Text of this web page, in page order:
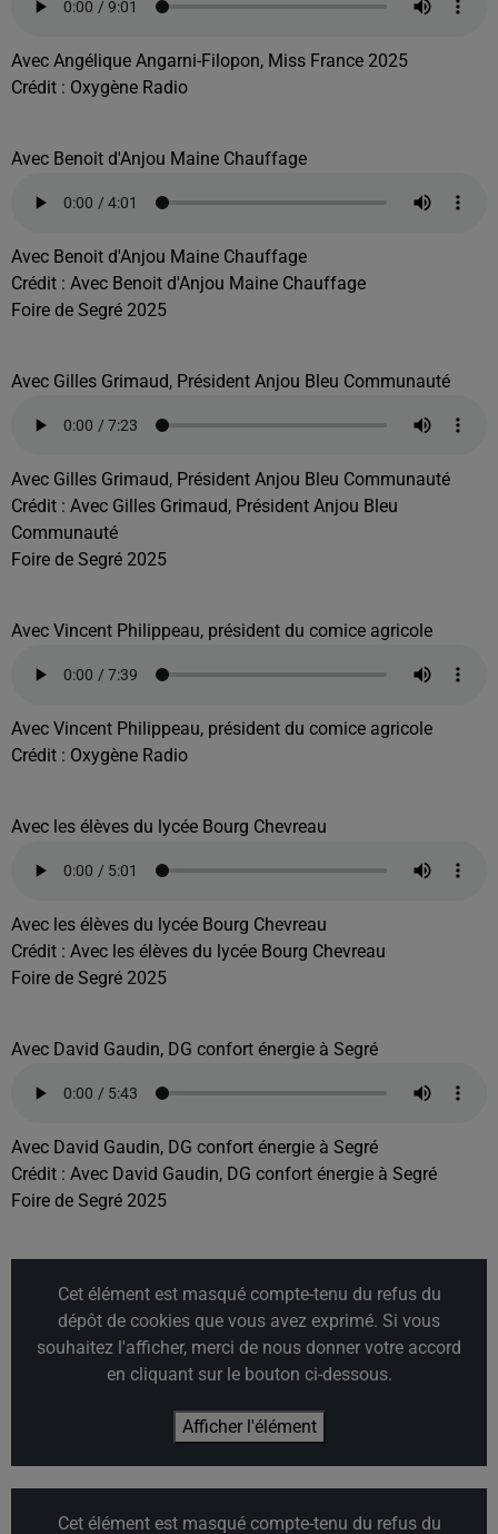
Avec Angélique Angarni-Filopon, Miss France 2025
Crédit : Oxygène Radio
Avec Benoit d'Anjou Maine Chauffage
Avec Benoit d'Anjou Maine Chauffage
Crédit : Avec Benoit d'Anjou Maine Chauffage
Foire de Segré 2025
Avec Gilles Grimaud, Président Anjou Bleu Communauté
Avec Gilles Grimaud, Président Anjou Bleu Communauté
Crédit : Avec Gilles Grimaud, Président Anjou Bleu
Communauté
Foire de Segré 2025
Avec Vincent Philippeau, président du comice agricole
Avec Vincent Philippeau, président du comice agricole
Crédit : Oxygène Radio
Avec les élèves du lycée Bourg Chevreau
Avec les élèves du lycée Bourg Chevreau
Crédit : Avec les élèves du lycée Bourg Chevreau
Foire de Segré 2025
Avec David Gaudin, DG confort énergie à Segré
Avec David Gaudin, DG confort énergie à Segré
Crédit : Avec David Gaudin, DG confort énergie à Segré
Foire de Segré 2025
Cet élément est masqué compte-tenu du refus du
dépôt de cookies que vous avez exprimé. Si vous
souhaitez l'afficher, merci de nous donner votre accord
en cliquant sur le bouton ci-dessous.
Afficher l'élément
Cet élément est masqué compte-tenu du refus du